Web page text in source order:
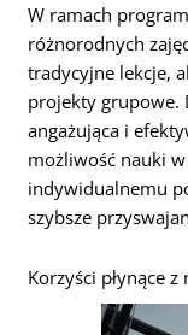
W ramach
różnorodnych
tradycyjne lekcje,
projekty grupowe.
angażująca i
możliwość nauki
indywidualnemu
szybsze
Korzyści płynące